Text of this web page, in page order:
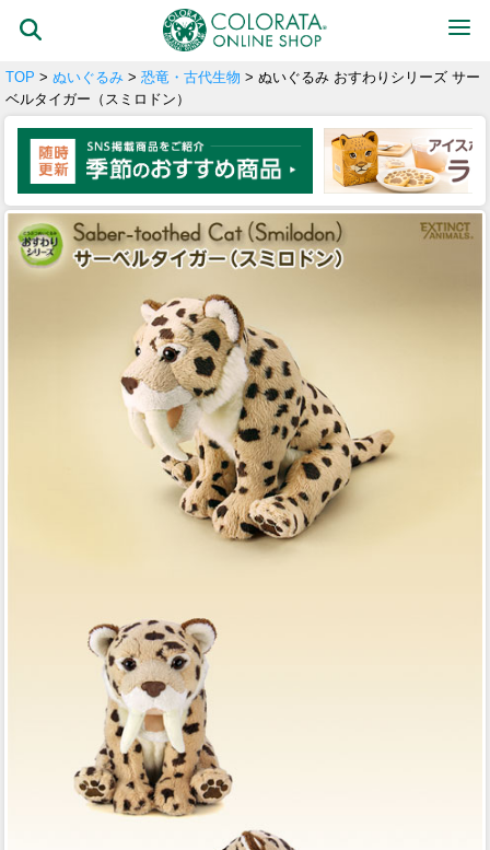
TOP > ぬいぐるみ > 恐竜・古代生物 > ぬいぐるみ おすわりシリーズ サー
ベルタイガー（スミロドン）